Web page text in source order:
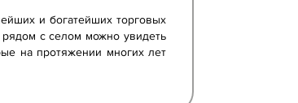
и богатейших торговых
с селом можно увидеть
на протяжении многих лет